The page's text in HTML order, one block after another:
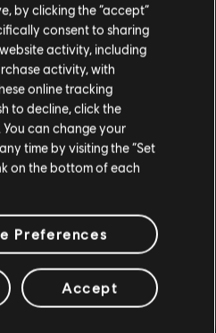
รยศัพท์คอมพิวเตอร์ใส่ฉันเพื่อให้
าสำหรับเกมแบบนั้น ฉันต้องการ
นเอาจริงกับเธอ เธอก็เปิดใจ
กับที่ถูกบรรยายไว้ในรายงาน
ดี่ยว ว่องไว เฉียบคม ฉันเกือบจะ
ยังมีคำถามเรื่องความพร้อมของ
และฝึกทบทวนผู้สมัครที่มี
กิจใดๆ ในช่วงที่เรนโบว์หยุด
รณ์กระทบกระเทือนจิตใจ เช่น
ตัวและสอบสวนโดย Phobos
ดการเขาไป จึงต้องใช้เวลาครู่
ต่ก็เหมือนการขี่จักรยาน ไม่นาน
by clicking the “accept”
consent to sharing
activity, including
activity, with
online tracking
to decline, click the
You can change your
time by visiting the “Set
on the bottom of each
Preferences
Accept